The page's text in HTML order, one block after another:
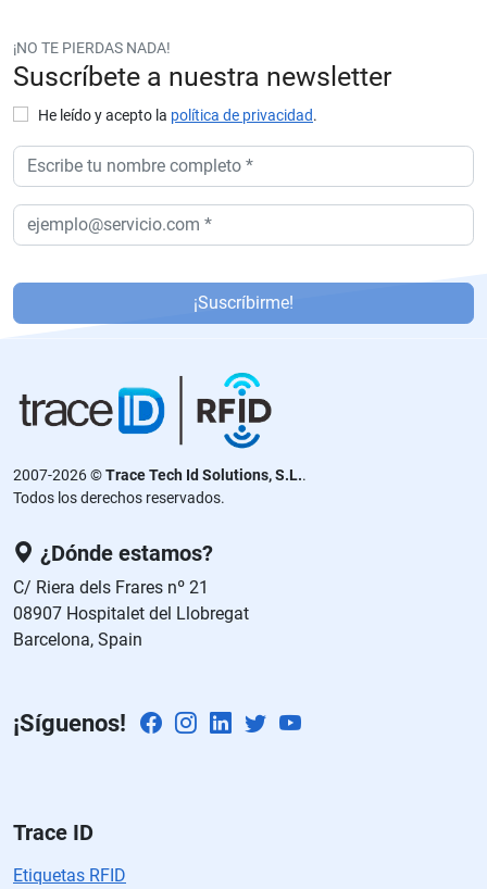
¡NO TE PIERDAS NADA!
Suscríbete a nuestra newsletter
He leído y acepto la política de privacidad.
f
or
ej
e
st
e
c
a
o
o.
¡Suscríbirme!
2007-2026 ©Trace Tech Id Solutions, S.L..
Todos los derechos reservados.
¿Dónde estamos?
C/ Riera dels Frares nº 21
08907 Hospitalet del Llobregat
Barcelona, Spain
¡Síguenos!
Trace ID
Etiquetas RFID